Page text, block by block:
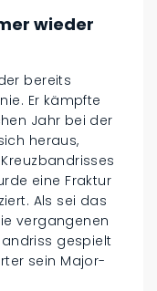
wieder
bereits
Er kämpfte
Jahr bei der
heraus,
eine Fraktur
Als sei das
vergangenen
gespielt
sein Major-